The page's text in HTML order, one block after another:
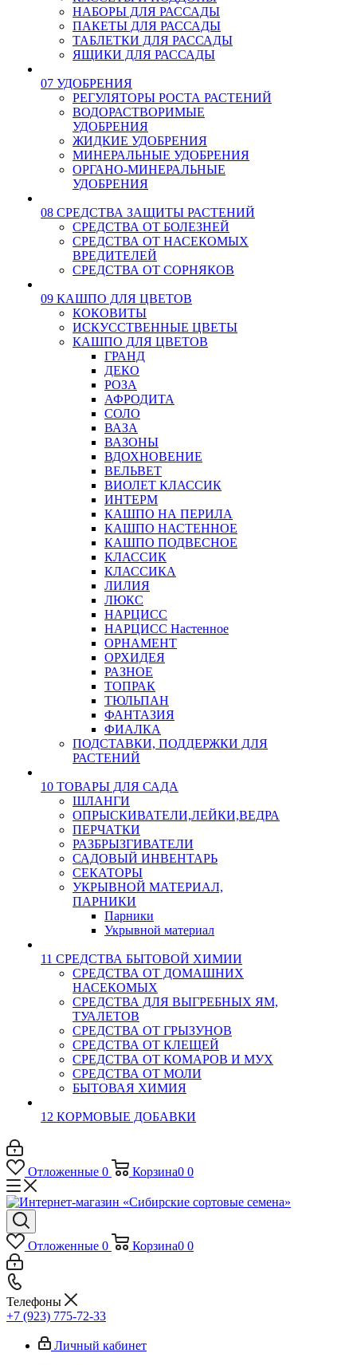
НАБОРЫ ДЛЯ РАССАДЫ
ПАКЕТЫ ДЛЯ РАССАДЫ
ТАБЛЕТКИ ДЛЯ РАССАДЫ
ЯЩИКИ ДЛЯ РАССАДЫ
07 УДОБРЕНИЯ
РЕГУЛЯТОРЫ РОСТА РАСТЕНИЙ
ВОДОРАСТВОРИМЫЕ
УДОБРЕНИЯ
ЖИДКИЕ УДОБРЕНИЯ
МИНЕРАЛЬНЫЕ УДОБРЕНИЯ
ОРГАНО-МИНЕРАЛЬНЫЕ
УДОБРЕНИЯ
08 СРЕДСТВА ЗАЩИТЫ РАСТЕНИЙ
СРЕДСТВА ОТ БОЛЕЗНЕЙ
СРЕДСТВА ОТ НАСЕКОМЫХ
ВРЕДИТЕЛЕЙ
СРЕДСТВА ОТ СОРНЯКОВ
09 КАШПО ДЛЯ ЦВЕТОВ
КОКОВИТЫ
ИСКУССТВЕННЫЕ ЦВЕТЫ
КАШПО ДЛЯ ЦВЕТОВ
ГРАНД
ДЕКО
РОЗА
АФРОДИТА
СОЛО
ВАЗА
ВАЗОНЫ
ВДОХНОВЕНИЕ
ВЕЛЬВЕТ
ВИОЛЕТ КЛАССИК
ИНТЕРМ
КАШПО НА ПЕРИЛА
КАШПО НАСТЕННОЕ
КАШПО ПОДВЕСНОЕ
КЛАССИК
КЛАССИКА
ЛИЛИЯ
ЛЮКС
НАРЦИСС
НАРЦИСС Настенное
ОРНАМЕНТ
ОРХИДЕЯ
РАЗНОЕ
ТОПРАК
ТЮЛЬПАН
ФАНТАЗИЯ
ФИАЛКА
ПОДСТАВКИ, ПОДДЕРЖКИ ДЛЯ
РАСТЕНИЙ
10 ТОВАРЫ ДЛЯ САДА
ШЛАНГИ
ОПРЫСКИВАТЕЛИ,ЛЕЙКИ,ВЕДРА
ПЕРЧАТКИ
РАЗБРЫЗГИВАТЕЛИ
САДОВЫЙ ИНВЕНТАРЬ
СЕКАТОРЫ
УКРЫВНОЙ МАТЕРИАЛ,
ПАРНИКИ
Парники
Укрывной материал
11 СРЕДСТВА БЫТОВОЙ ХИМИИ
СРЕДСТВА ОТ ДОМАШНИХ
НАСЕКОМЫХ
СРЕДСТВА ДЛЯ ВЫГРЕБНЫХ ЯМ,
ТУАЛЕТОВ
СРЕДСТВА ОТ ГРЫЗУНОВ
СРЕДСТВА ОТ КЛЕЩЕЙ
СРЕДСТВА ОТ КОМАРОВ И МУХ
СРЕДСТВА ОТ МОЛИ
БЫТОВАЯ ХИМИЯ
12 КОРМОВЫЕ ДОБАВКИ
Отложенные 0 Корзина0 0
Отложенные 0 Корзина0 0
Телефоны
+7 (923) 775-72-33
Личный кабинет